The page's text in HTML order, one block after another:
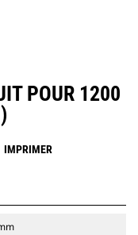
POUR 1200
IMPRIMER